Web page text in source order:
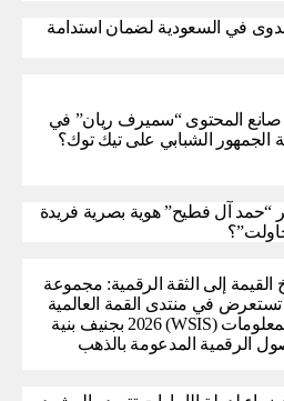
في السعودية لضمان استدامة
المحتوى “سميرف ريان” في
الجمهور الشبابي على تيك توك؟
“حمد آل فطيح” هوية بصرية فريدة
إلى الثقة الرقمية: مجموعة
METRA تستعرض في منتدى القمة العالمية
لمجتمع المعلومات (WSIS) 2026 بجنيف بنية
الرقمية المدعومة بالذهب